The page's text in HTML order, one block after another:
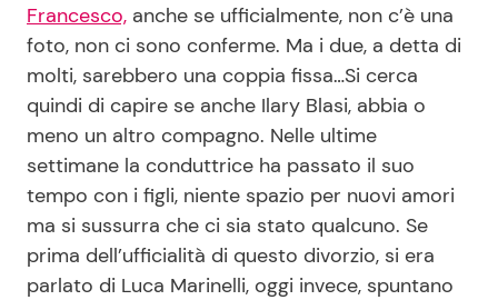
Chi siamo
Disclaimer e Privacy
Redazione
Contattaci
Pubblicità
Privacy Policy
Francesco, anche se ufficialmente, non c’è una
foto, non ci sono conferme. Ma i due, a detta di
molti, sarebbero una coppia fissa…Si cerca
quindi di capire se anche Ilary Blasi, abbia o
meno un altro compagno. Nelle ultime
settimane la conduttrice ha passato il suo
tempo con i figli, niente spazio per nuovi amori
ma si sussurra che ci sia stato qualcuno. Se
prima dell’ufficialità di questo divorzio, si era
parlato di Luca Marinelli, oggi invece, spuntano